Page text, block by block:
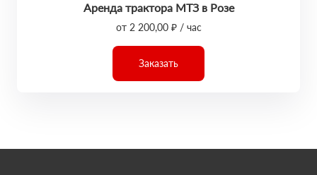
Аренда трактора МТЗ в Розе
от 2 200,00 ₽ / час
Заказать